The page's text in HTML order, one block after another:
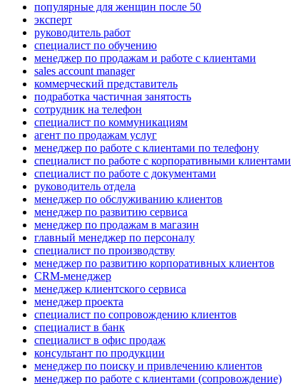
популярные для женщин после 50
эксперт
руководитель работ
специалист по обучению
менеджер по продажам и работе с клиентами
sales account manager
коммерческий представитель
подработка частичная занятость
сотрудник на телефон
специалист по коммуникациям
агент по продажам услуг
менеджер по работе с клиентами по телефону
специалист по работе с корпоративными клиентами
специалист по работе с документами
руководитель отдела
менеджер по обслуживанию клиентов
менеджер по развитию сервиса
менеджер по продажам в магазин
главный менеджер по персоналу
специалист по производству
менеджер по развитию корпоративных клиентов
CRM-менеджер
менеджер клиентского сервиса
менеджер проекта
специалист по сопровождению клиентов
специалист в банк
специалист в офис продаж
консультант по продукции
менеджер по поиску и привлечению клиентов
менеджер по работе с клиентами (сопровождение)